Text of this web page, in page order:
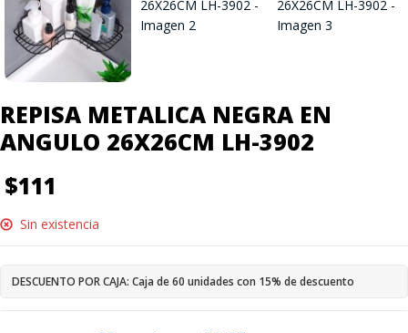
REPISA METALICA NEGRA EN
ANGULO 26X26CM LH-3902
$111
Sin existencia
DESCUENTO POR CAJA: Caja de 60 unidades con 15% de descuento